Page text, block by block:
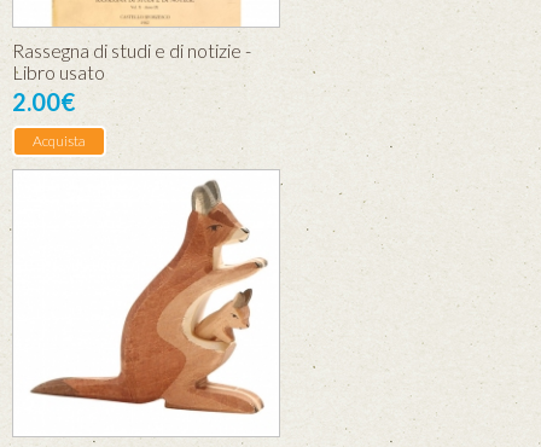
Rassegna di studi e di notizie -
Libro usato
2.00€
Acquista